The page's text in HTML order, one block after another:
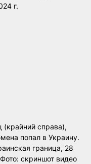
г.
справа),
попал в Украину.
граница, 28
скриншот видео